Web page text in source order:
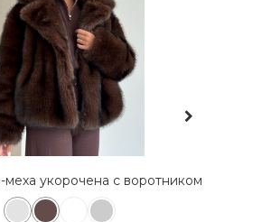
укорочена с воротником